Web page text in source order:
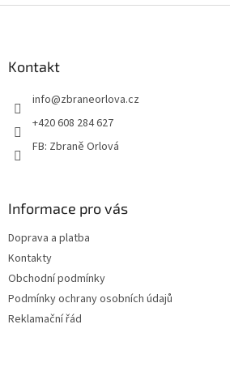
Kontakt
info@zbraneorlova.cz
+420 608 284 627
FB: Zbraně Orlová
Informace pro vás
Doprava a platba
Kontakty
Obchodní podmínky
Podmínky ochrany osobních údajů
Reklamační řád